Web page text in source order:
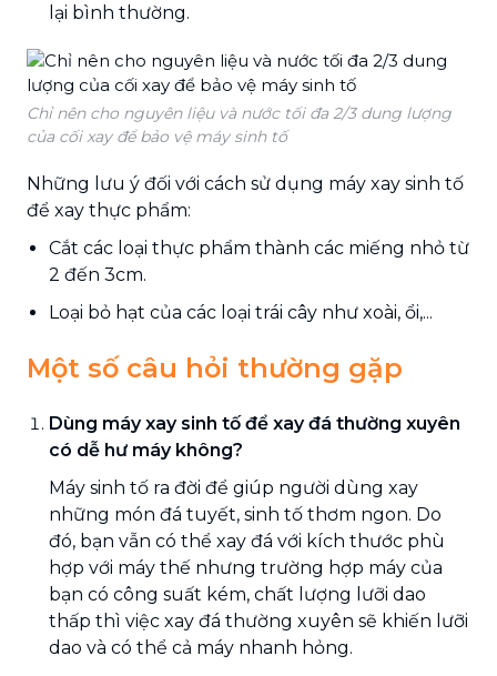
lại bình thường.
Chỉ nên cho nguyên liệu và nước tối đa 2/3 dung lượng
của cối xay để bảo vệ máy sinh tố
Những lưu ý đối với cách sử dụng máy xay sinh tố
để xay thực phẩm:
Cắt các loại thực phẩm thành các miếng nhỏ từ
2 đến 3cm.
Loại bỏ hạt của các loại trái cây như xoài, ổi,...
Một số câu hỏi thường gặp
Dùng máy xay sinh tố để xay đá thường xuyên
có dễ hư máy không?
Máy sinh tố ra đời để giúp người dùng xay
những món đá tuyết, sinh tố thơm ngon. Do
đó, bạn vẫn có thể xay đá với kích thước phù
hợp với máy thế nhưng trường hợp máy của
bạn có công suất kém, chất lượng lưỡi dao
thấp thì việc xay đá thường xuyên sẽ khiến lưỡi
dao và có thể cả máy nhanh hỏng.